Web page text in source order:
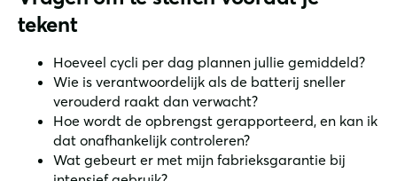
tekent
Hoeveel cycli per dag plannen jullie gemiddeld?
Wie is verantwoordelijk als de batterij sneller
verouderd raakt dan verwacht?
Hoe wordt de opbrengst gerapporteerd, en kan ik
dat onafhankelijk controleren?
Wat gebeurt er met mijn fabrieksgarantie bij